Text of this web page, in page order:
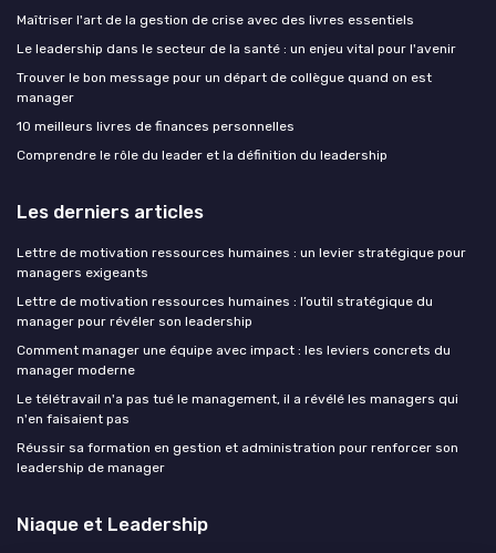
Maîtriser l'art de la gestion de crise avec des livres essentiels
Le leadership dans le secteur de la santé : un enjeu vital pour l'avenir
Trouver le bon message pour un départ de collègue quand on est
manager
10 meilleurs livres de finances personnelles
Comprendre le rôle du leader et la définition du leadership
Les derniers articles
Lettre de motivation ressources humaines : un levier stratégique pour
managers exigeants
Lettre de motivation ressources humaines : l’outil stratégique du
manager pour révéler son leadership
Comment manager une équipe avec impact : les leviers concrets du
manager moderne
Le télétravail n'a pas tué le management, il a révélé les managers qui
n'en faisaient pas
Réussir sa formation en gestion et administration pour renforcer son
leadership de manager
Niaque et Leadership